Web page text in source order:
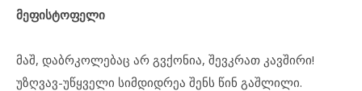
მეფისტოფელი
მაშ, დაბრკოლებაც არ გვქონია, შევკრათ კავშირი!
უზღვავ-უწყველი სიმდიდრეა შენს წინ გაშლილი.